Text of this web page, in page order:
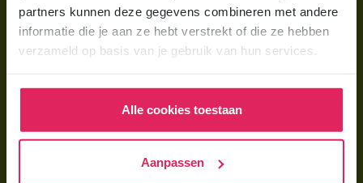
partners kunnen deze gegevens combineren met andere
informatie die je aan ze hebt verstrekt of die ze hebben
verzameld op basis van je gebruik van hun services.
Alle cookies toestaan
Aanpassen
Hoe vind ik een gastouder?
Voor gastouders
Hoe vind ik gastkinderen?
Trainingen & cursussen